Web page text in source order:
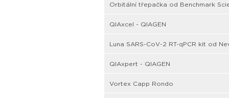
Orbitální třepačka od Benchmark
QIAxcel - QIAGEN
Luna SARS-CoV-2 RT-qPCR kit od
QIAxpert - QIAGEN
Vortex Capp Rondo